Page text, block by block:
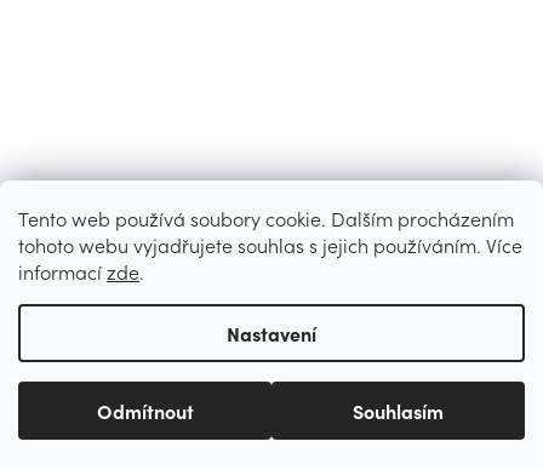
Tento web používá soubory cookie. Dalším procházením
tohoto webu vyjadřujete souhlas s jejich používáním. Více
informacízde.
Nastavení
Odmítnout Souhlasím